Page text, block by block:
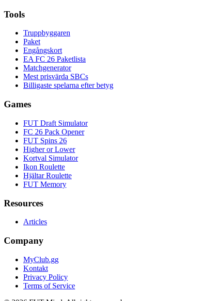
Tools
Truppbyggaren
Paket
Engångskort
EA FC 26 Paketlista
Matchgenerator
Mest prisvärda SBCs
Billigaste spelarna efter betyg
Games
FUT Draft Simulator
FC 26 Pack Opener
FUT Spins 26
Higher or Lower
Kortval Simulator
Ikon Roulette
Hjältar Roulette
FUT Memory
Resources
Articles
Company
MyClub.gg
Kontakt
Privacy Policy
Terms of Service